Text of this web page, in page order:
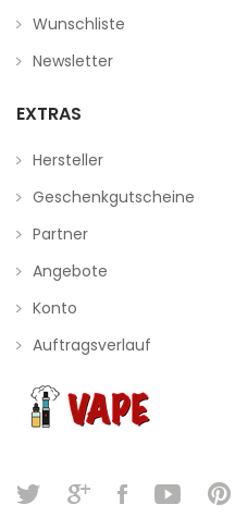
Wunschliste
Newsletter
EXTRAS
Hersteller
Geschenkgutscheine
Partner
Angebote
Konto
Auftragsverlauf